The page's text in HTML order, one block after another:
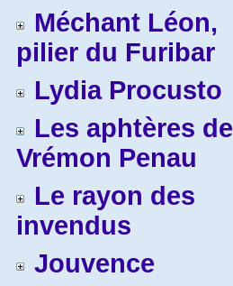
Méchant Léon,
pilier du Furibar
Lydia Procusto
Les aphtères de
Vrémon Penau
Le rayon des
invendus
Jouvence